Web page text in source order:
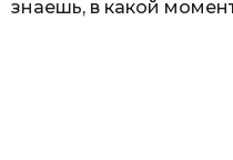
знаешь, в какой